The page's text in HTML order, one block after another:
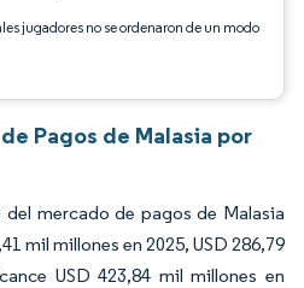
jugadores no se ordenaron de un modo
Pagos de Malasia por
mercado de pagos de Malasia
mil millones en 2025, USD 286,79
USD 423,84 mil millones en